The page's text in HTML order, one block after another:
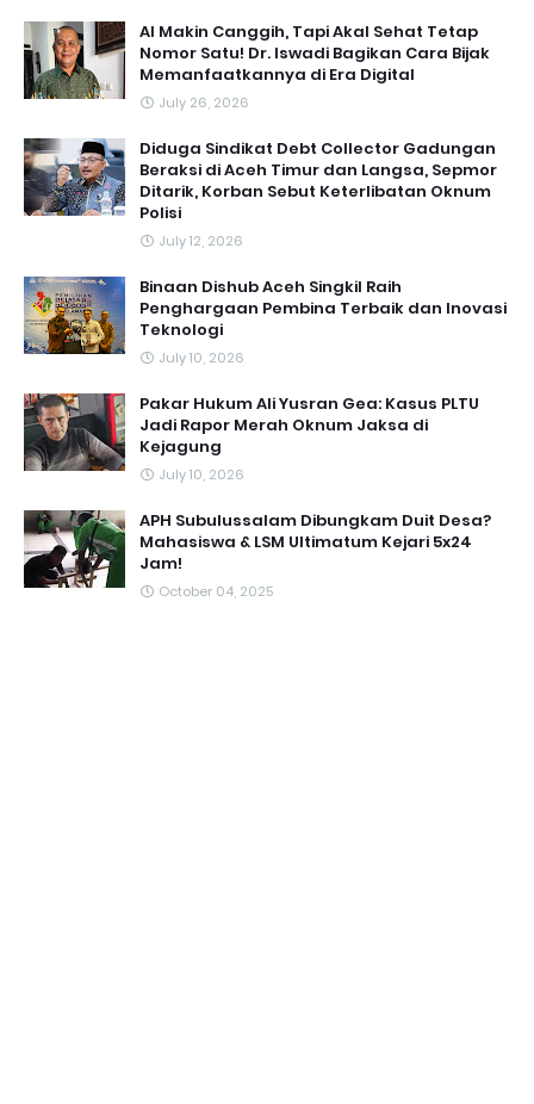
AI Makin Canggih, Tapi Akal Sehat Tetap
Nomor Satu! Dr. Iswadi Bagikan Cara Bijak
Memanfaatkannya di Era Digital
July 26, 2026
Diduga Sindikat Debt Collector Gadungan
Beraksi di Aceh Timur dan Langsa, Sepmor
Ditarik, Korban Sebut Keterlibatan Oknum
Polisi
July 12, 2026
Binaan Dishub Aceh Singkil Raih
Penghargaan Pembina Terbaik dan Inovasi
Teknologi
July 10, 2026
Pakar Hukum Ali Yusran Gea: Kasus PLTU
Jadi Rapor Merah Oknum Jaksa di
Kejagung
July 10, 2026
APH Subulussalam Dibungkam Duit Desa?
Mahasiswa & LSM Ultimatum Kejari 5x24
Jam!
October 04, 2025